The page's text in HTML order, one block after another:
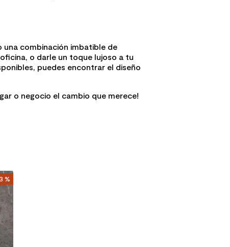
una combinación imbatible de
o darle un toque lujoso a tu
puedes encontrar el diseño
o negocio el cambio que merece!
%